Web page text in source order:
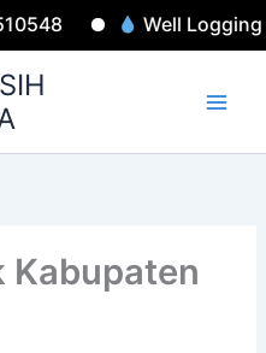
Well Logging
Kabupaten